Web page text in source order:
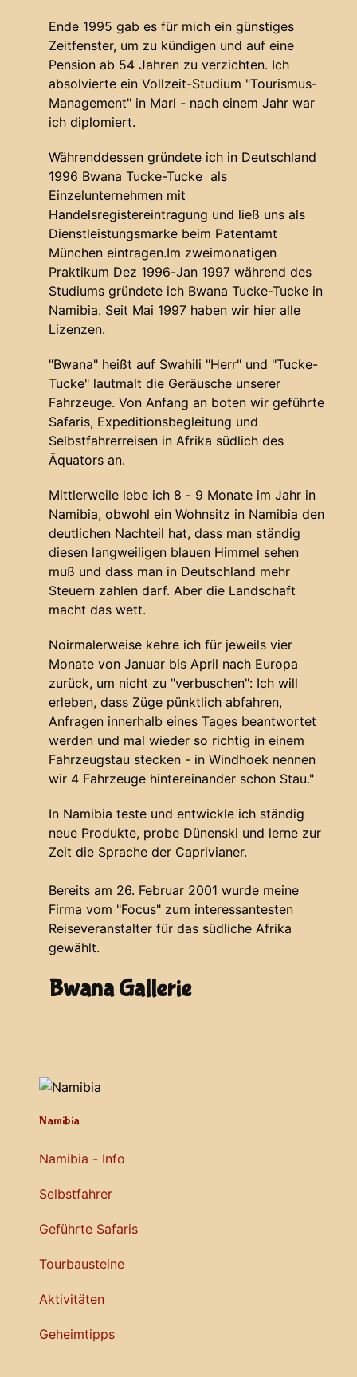
Ende 1995 gab es für mich ein günstiges
Zeitfenster, um zu kündigen und auf eine
Pension ab 54 Jahren zu verzichten. Ich
absolvierte ein Vollzeit-Studium "Tourismus-
Management" in Marl - nach einem Jahr war
ich diplomiert.
Währenddessen gründete ich in Deutschland
1996 Bwana Tucke-Tucke als
Einzelunternehmen mit
Handelsregistereintragung und ließ uns als
Dienstleistungsmarke beim Patentamt
München eintragen.Im zweimonatigen
Praktikum Dez 1996-Jan 1997 während des
Studiums gründete ich Bwana Tucke-Tucke in
Namibia. Seit Mai 1997 haben wir hier alle
Lizenzen.
"Bwana" heißt auf Swahili "Herr" und "Tucke-
Tucke" lautmalt die Geräusche unserer
Fahrzeuge. Von Anfang an boten wir geführte
Safaris, Expeditionsbegleitung und
Selbstfahrerreisen in Afrika südlich des
Äquators an.
Mittlerweile lebe ich 8 - 9 Monate im Jahr in
Namibia, obwohl ein Wohnsitz in Namibia den
deutlichen Nachteil hat, dass man ständig
diesen langweiligen blauen Himmel sehen
muß und dass man in Deutschland mehr
Steuern zahlen darf. Aber die Landschaft
macht das wett.
Noirmalerweise kehre ich für jeweils vier
Monate von Januar bis April nach Europa
zurück, um nicht zu "verbuschen": Ich will
erleben, dass Züge pünktlich abfahren,
Anfragen innerhalb eines Tages beantwortet
werden und mal wieder so richtig in einem
Fahrzeugstau stecken - in Windhoek nennen
wir 4 Fahrzeuge hintereinander schon Stau."
In Namibia teste und entwickle ich ständig
neue Produkte, probe Dünenski und lerne zur
Zeit die Sprache der Caprivianer.
Bereits am 26. Februar 2001 wurde meine
Firma vom "Focus" zum interessantesten
Reiseveranstalter für das südliche Afrika
gewählt.
Bwana Gallerie
Namibia
Namibia - Info
Selbstfahrer
Geführte Safaris
Tourbausteine
Aktivitäten
Geheimtipps